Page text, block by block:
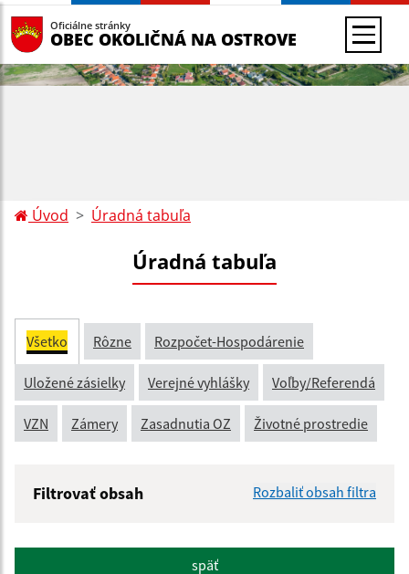
Oficiálne stránky
OBEC OKOLIČNÁ NA OSTROVE
Úvod Úradná tabuľa
Úradná tabuľa
Všetko Rôzne Rozpočet-Hospodárenie
Uložené zásielky Verejné vyhlášky Voľby/Referendá
VZN Zámery Zasadnutia OZ Životné prostredie
Filtrovať obsah Rozbaliť obsah filtra
späť